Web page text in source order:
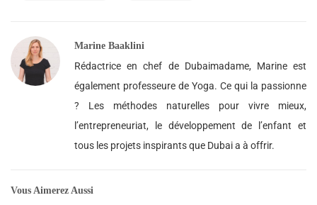
Marine Baaklini
Rédactrice en chef de Dubaimadame, Marine est
également professeure de Yoga. Ce qui la passionne
? Les méthodes naturelles pour vivre mieux,
l’entrepreneuriat, le développement de l’enfant et
tous les projets inspirants que Dubai a à offrir.
Vous Aimerez Aussi